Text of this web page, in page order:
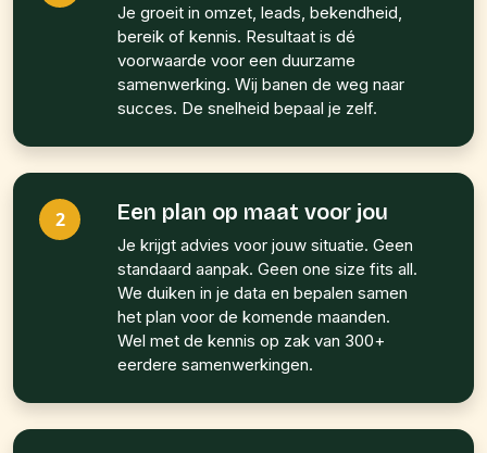
Je groeit in omzet, leads, bekendheid,
bereik of kennis. Resultaat is dé
voorwaarde voor een duurzame
samenwerking. Wij banen de weg naar
succes. De snelheid bepaal je zelf.
2 Een plan op maat voor jou
Je krijgt advies voor jouw situatie. Geen
standaard aanpak. Geen one size fits all.
We duiken in je data en bepalen samen
het plan voor de komende maanden.
Wel met de kennis op zak van 300+
eerdere samenwerkingen.